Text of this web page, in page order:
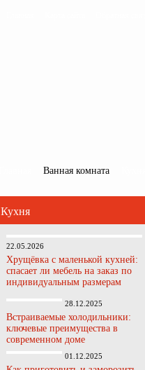
Ванная комната
Кухня
22.05.2026
Хрущёвка с маленькой кухней:
спасает ли мебель на заказ по
индивидуальным размерам
28.12.2025
Встраиваемые холодильники:
ключевые преимущества в
современном доме
01.12.2025